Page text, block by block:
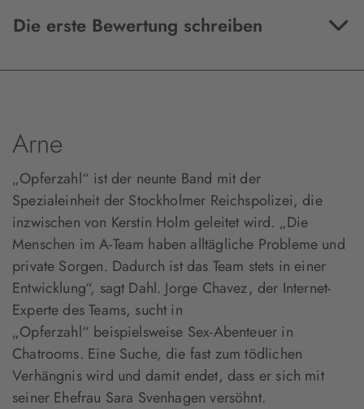
Die erste Bewertung schreiben
Arne
„Opferzahl“ ist der neunte Band mit der
Spezialeinheit der Stockholmer Reichspolizei, die
inzwischen von Kerstin Holm geleitet wird. „Die
Menschen im A-Team haben alltägliche Probleme und
private Sorgen. Dadurch ist das Team stets in einer
Entwicklung“, sagt Dahl. Jorge Chavez, der Internet-
Experte des Teams, sucht in
„Opferzahl“ beispielsweise Sex-Abenteuer in
Chatrooms. Eine Suche, die fast zum tödlichen
Verhängnis wird und damit endet, dass er sich mit
seiner Ehefrau Sara Svenhagen versöhnt.